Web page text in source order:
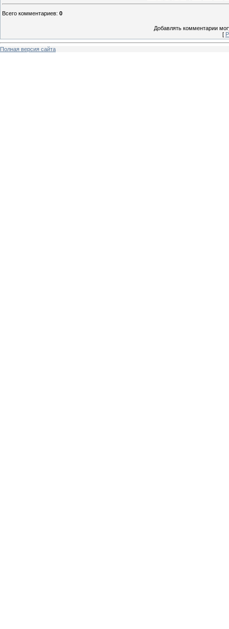
Всего комментариев: 0
Добавлять комментарии
[
Полная версия сайта